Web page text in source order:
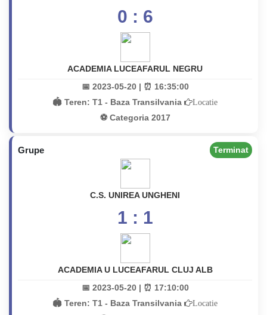
0 : 6
ACADEMIA LUCEAFARUL NEGRU
📅 2023-05-20 | ⏰ 16:35:00
🏟️ Teren: T1 - Baza Transilvania Locatie
⚽ Categoria 2017
Grupe Terminat
C.S. UNIREA UNGHENI
1 : 1
ACADEMIA U LUCEAFARUL CLUJ ALB
📅 2023-05-20 | ⏰ 17:10:00
🏟️ Teren: T1 - Baza Transilvania Locatie